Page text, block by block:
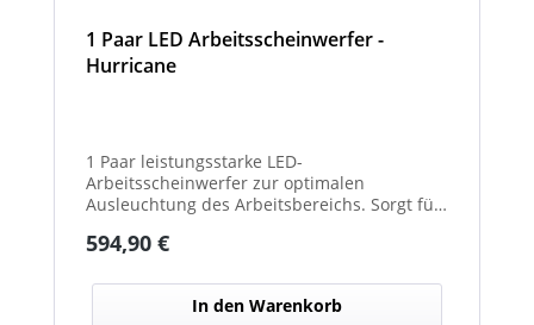
1 Paar LED Arbeitsscheinwerfer -
Hurricane
1 Paar leistungsstarke LED-
Arbeitsscheinwerfer zur optimalen
Ausleuchtung des Arbeitsbereichs. Sorgt für
Sicht bei Dunkelheit oder schlechten
Einsatz an Arbeits-, Kommunal- und
Sonderfahrzeugen. Balkenbreiten mit
Regulärer Preis:
594,90 €
In den Warenkorb